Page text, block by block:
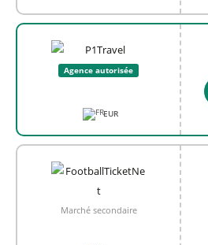
Agence autorisée
EUR
Marché secondaire